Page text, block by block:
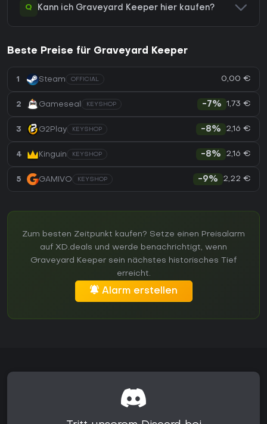
Q Kann ich Graveyard Keeper hier kaufen?
Beste Preise für Graveyard Keeper
1 Steam OFFICIAL 0,00 €
2 Gameseal KEYSHOP -7% 1,73 €
3 G2Play KEYSHOP -8% 2,16 €
4 Kinguin KEYSHOP -8% 2,16 €
5 GAMIVO KEYSHOP -9% 2,22 €
Zum besten Zeitpunkt kaufen? Setze einen Preisalarm
auf XD.deals und werde benachrichtigt, wenn
Graveyard Keeper sein nächstes historisches Tief
erreicht.
Alarm erstellen